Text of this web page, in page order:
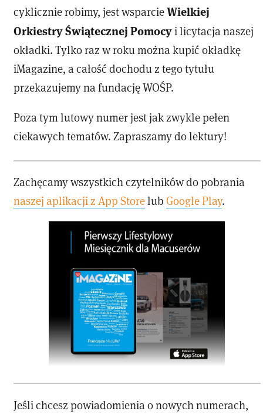
cyklicznie robimy, jest wsparcieWielkiej
Orkiestry Świątecznej Pomocyi licytacja naszej
okładki. Tylko raz w roku można kupić okładkę
iMagazine, a całość dochodu z tego tytułu
przekazujemy na fundację WOŚP.
Poza tym lutowy numer jest jak zwykle pełen
ciekawych tematów. Zapraszamy do lektury!
Zachęcamy wszystkich czytelników do pobrania
naszej aplikacji z App Storelub Google Play.
Jeśli chcesz powiadomienia o nowych numerach,